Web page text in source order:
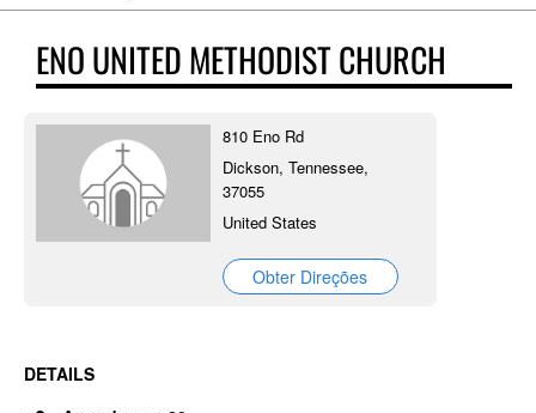
ENO UNITED METHODIST CHURCH
810 Eno Rd
Dickson, Tennessee,
37055
United States
Obter Direções
DETAILS